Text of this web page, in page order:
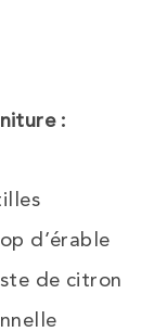
:
d’érable
de citron